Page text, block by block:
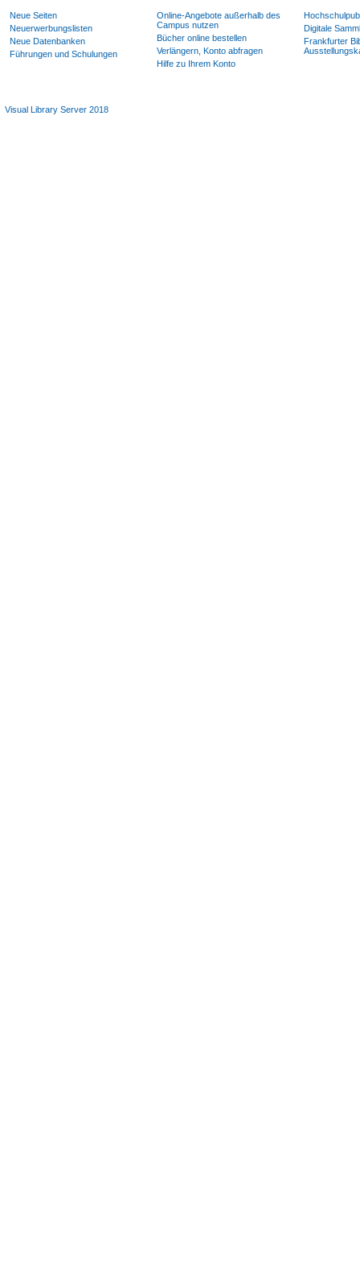
Neue Seiten
Neuerwerbungslisten
Neue Datenbanken
Führungen und Schulungen
Online-Angebote außerhalb des
Campus nutzen
Bücher online bestellen
Verlängern, Konto abfragen
Hilfe zu Ihrem Konto
Digitale
Frankfurter
Visual Library Server 2018